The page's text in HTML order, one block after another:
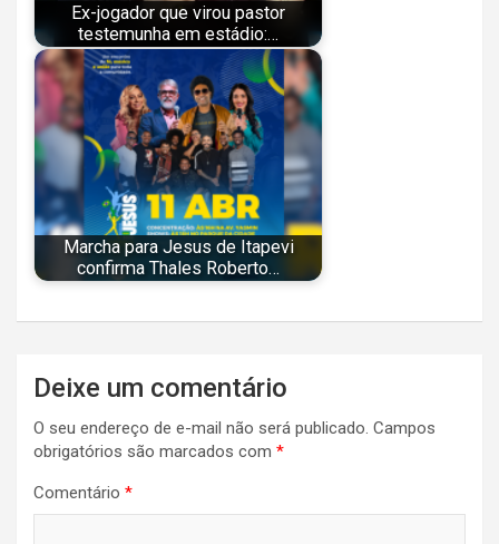
Ex-jogador que virou pastor
testemunha em estádio:…
Marcha para Jesus de Itapevi
confirma Thales Roberto…
Navegação
de
Post
Deixe um comentário
O seu endereço de e-mail não será publicado. Campos
obrigatórios são marcados com *
Comentário *